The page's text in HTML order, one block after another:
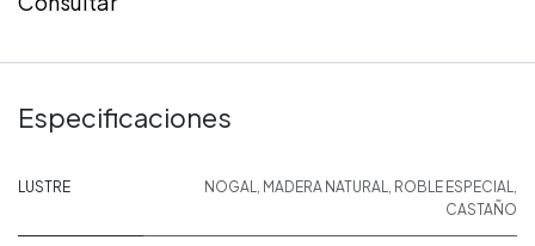
Especificaciones
LUSTRE NOGAL MADERA NATURAL ROBLE ESPECIAL
CASTAÑO